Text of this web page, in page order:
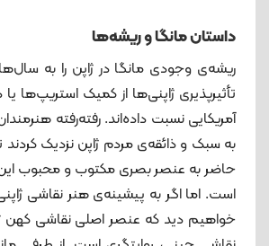
داستان مانگا و ریشه‌ها
ریشه‌ی وجودی مانگا در ژاپن را به
تأثیرپذیری ژاپنی‌ها از کمیک استریپ‌ها
آمریکایی نسبت داده‌اند. رفته‌رفته
به سبک و ذائقه‌ی مردم ژاپن نزدیک کردند
حاضر به عنصر بصری مکتوب و محبوب
است. اما اگر به پیشینه‌ی هنر نقاشی
خواهیم دید که عنصر اصلی نقاشی کهن